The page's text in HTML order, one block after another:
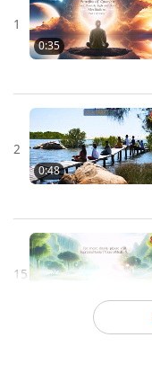
1
0:35
2
0:48
15